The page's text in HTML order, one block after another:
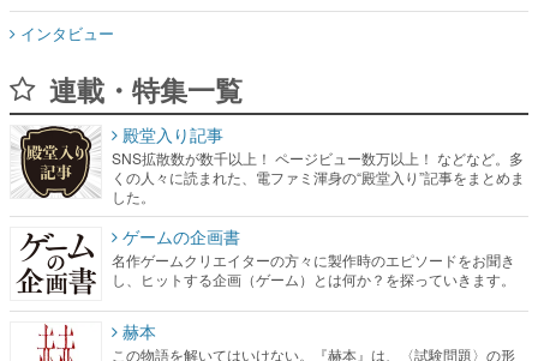
インタビュー
連載・特集一覧
殿堂入り記事
SNS拡散数が数千以上！ ページビュー数万以上！ などなど。多
くの人々に読まれた、電ファミ渾身の“殿堂入り”記事をまとめま
した。
ゲームの企画書
名作ゲームクリエイターの方々に製作時のエピソードをお聞き
し、ヒットする企画（ゲーム）とは何か？を探っていきます。
赫本
この物語を解いてはいけない。『赫本』は、〈試験問題〉の形